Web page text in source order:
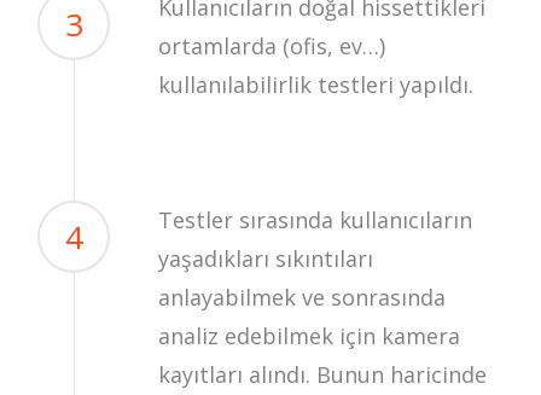
3
Kullanıcıların doğal hissettikleri
ortamlarda (ofis, ev…)
kullanılabilirlik testleri yapıldı.
4
Testler sırasında kullanıcıların
yaşadıkları sıkıntıları
anlayabilmek ve sonrasında
analiz edebilmek için kamera
kayıtları alındı. Bunun haricinde